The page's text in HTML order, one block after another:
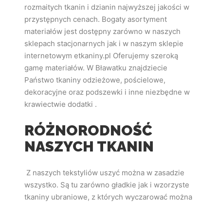
rozmaitych tkanin i dzianin najwyższej jakości w
przystępnych cenach. Bogaty asortyment
materiałów jest dostępny zarówno w naszych
sklepach stacjonarnych jak i w naszym sklepie
internetowym etkaniny.pl Oferujemy szeroką
gamę materiałów. W Bławatku znajdziecie
Państwo tkaniny odzieżowe, pościelowe,
dekoracyjne oraz podszewki i inne niezbędne w
krawiectwie dodatki .
RÓŻNORODNOŚĆ
NASZYCH TKANIN
Z naszych tekstyliów uszyć można w zasadzie
wszystko. Są tu zarówno gładkie jak i wzorzyste
tkaniny ubraniowe, z których wyczarować można